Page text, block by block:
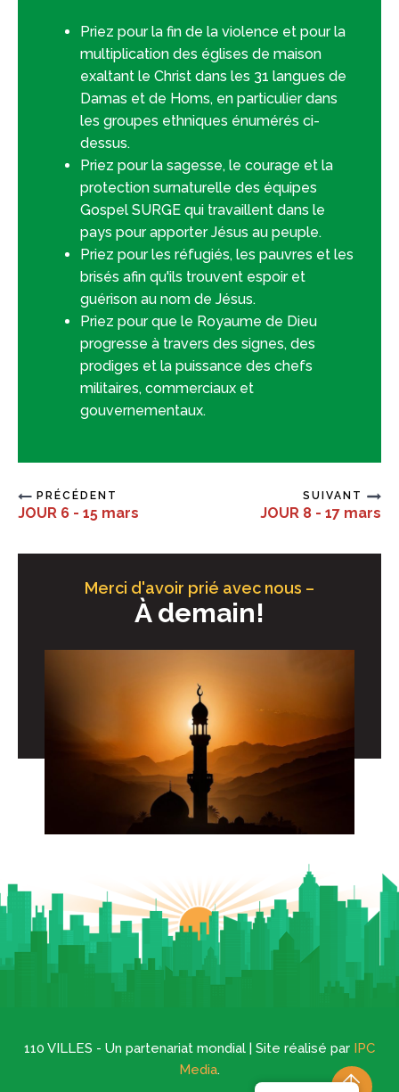
Priez pour la fin de la violence et pour la
multiplication des églises de maison
exaltant le Christ dans les 31 langues de
Damas et de Homs, en particulier dans
les groupes ethniques énumérés ci-
dessus.
Priez pour la sagesse, le courage et la
protection surnaturelle des équipes
Gospel SURGE qui travaillent dans le
pays pour apporter Jésus au peuple.
Priez pour les réfugiés, les pauvres et les
brisés afin qu'ils trouvent espoir et
guérison au nom de Jésus.
Priez pour que le Royaume de Dieu
progresse à travers des signes, des
prodiges et la puissance des chefs
militaires, commerciaux et
gouvernementaux.
PRÉCÉDENT
JOUR 6 - 15 mars
SUIVANT
JOUR 8 - 17 mars
Merci d'avoir prié avec nous –
À demain!
110 VILLES - Un partenariat mondial | Site réalisé par IPC
Media.